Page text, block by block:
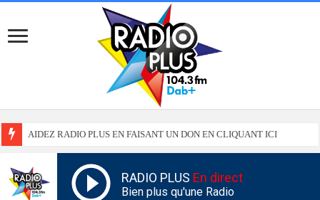
AIDEZ RADIO PLUS EN FAISANT UN DON EN CLIQUANT ICI
RADIO PLUS En direct
Bien plus qu'une Radio